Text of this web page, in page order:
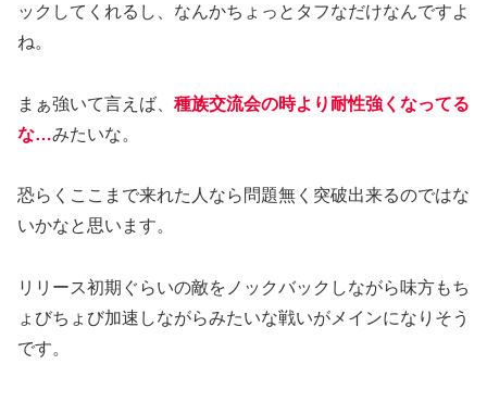
ックしてくれるし、なんかちょっとタフなだけなんですよ
ね。
まぁ強いて言えば、 種族交流会の時より耐性強くなってる
な…みたいな。
恐らくここまで来れた人なら問題無く突破出来るのではな
いかなと思います。
リリース初期ぐらいの敵をノックバックしながら味方もち
ょびちょび加速しながらみたいな戦いがメインになりそう
です。